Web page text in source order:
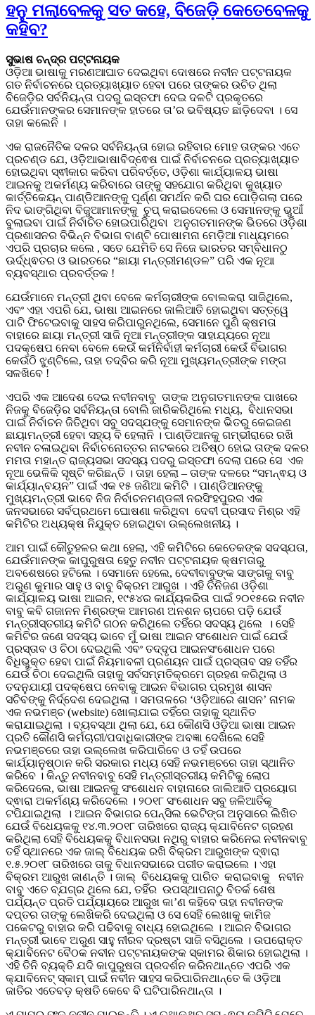
ହନୁ ମଲାବେଳକୁ ସତ କହେ, ବିଜେଡ଼ି କେତେବେଳକୁ
କହିବ?
ସୁଭାଷ ଚନ୍ଦ୍ର ପଟ୍ଟନାୟକ
ଓଡ଼ିଆ ଭାଷାକୁ ମରଣଆଘାତ ଦେଇଥିବା ଦୋଷରେ ନବୀନ ପଟ୍ଟନାୟକ
ଗତ ନିର୍ବାଚନରେ ପ୍ରତ୍ୟାଖ୍ୟାତ ହେବା ପରେ ତାଙ୍କର ଉଚିତ ଥିଲା
ବିଜେଡ଼ିର ସର୍ବନିୟନ୍ତା ପଦରୁ ଇସ୍ତଫା ଦେଇ ଦଳଟି ପ୍ରକୃତରେ
ଯେଉଁମାନଙ୍କର ସେମାନଙ୍କ ହାତରେ ତା’ର ଭବିଷ୍ୟତ ଛାଡ଼ିଦେବା । ସେ
ତାହା କଲେନି ।
ଏକ ରାଜନୈତିକ ଦଳର ସର୍ବନିୟନ୍ତା ହୋଇ ରହିବାର ମୋହ ତାଙ୍କର ଏତେ
ପ୍ରଚଣ୍ଡ ଯେ, ଓଡ଼ିଆଭାଷାବିଦ୍ଵେଷ ପାଇଁ ନିର୍ବାଚନରେ ପ୍ରତ୍ୟାଖ୍ୟାତ
ହୋଇଥିବା ସ୍ଵୀକାର କରିବା ପରିବର୍ତ୍ତେ, ଓଡ଼ିଶା କାର୍ଯ୍ୟାଳୟ ଭାଷା
ଆଇନକୁ ଅକର୍ମଣ୍ୟ କରିବାରେ ତାଙ୍କୁ ସହଯୋଗ କରିଥିବା କୁଖ୍ୟାତ
କାର୍ତ୍ତିକେୟନ୍ ପାଣ୍ଡିଆନଙ୍କୁ ପୂର୍ଣ୍ଣ ସମର୍ଥନ କରି ଘର ପୋଡ଼ିଗଲା ପରେ
ନିଦ ଭାଙ୍ଗିଥିବା ବିଜୁଆମାନଙ୍କୁ ଚୁପ୍ କରାଇଦେଲେ ଓ ସେମାନଙ୍କୁ ଭୁଆଁ
ବୁଲାଇବା ପାଇଁ ନିର୍ବାଚିତ ହୋଇପାରିଥିବା ଅନୁଗତମାନଙ୍କ ଭିତରେ ଓଡ଼ିଶା
ପ୍ରଶାସନର ବିଭିନ୍ନ ବିଭାଗ ବାଣ୍ଟି ପୋଷାମନା ମେଡ଼ିଆ ମାଧ୍ୟମରେ
ଏପରି ପ୍ରଚାର କଲେ , ସତେ ଯେମିତି ସେ ନିଜେ ଭାରତର ସମ୍ବିଧାନଠୁ
ଊର୍ଦ୍ଧ୍ଵତର ଓ ଭାରତରେ “ଛାୟା ମନ୍ତ୍ରୀମଣ୍ଡଳ” ପରି ଏକ ନୂଆ
ବ୍ୟବସ୍ଥାର ପ୍ରବର୍ତ୍ତକ !
ଯେଉଁମାନେ ମନ୍ତ୍ରୀ ଥିବା ବେଳେ କର୍ମଚାରୀଙ୍କ ବୋଲକରା ସାଜିଥିଲେ,
ଏବଂ ଏହା ଏପରି ଯେ, ଭାଷା ଆଇନରେ ଜାଲିଆତି ହୋଇଥିବା ସତ୍ତ୍ୱେ
ପାଟି ଫିଟେଇବାକୁ ସାହସ କରିପାରୁନଥିଲେ, ସେମାନେ ପୁଣି କ୍ଷମତା
ବାହାରେ ଛାୟା ମନ୍ତ୍ରୀ ସାଜି ନୂଆ ମନ୍ତ୍ରୀଙ୍କ ସାହାଯ୍ୟରେ ନୂଆ
ପଦକ୍ଷେପ ନେବା ବେଳେ କେଉଁ କର୍ମନିର୍ବାହୀ କର୍ମଚାରୀ କେଉଁ ବିଭାଗର
କେଉଁଠି ଝୁଣ୍ଟିଲେ, ତାହା ତଦ୍ବିର କରି ନୂଆ ମୁଖ୍ୟମନ୍ତ୍ରୀଙ୍କ ମଙ୍ଗ
ସଳଖିବେ !
ଏପରି ଏକ ଆଦେଶ ଦେଇ ନବୀନବାବୁ ତାଙ୍କ ଅନୁଗତମାନଙ୍କ ପାଖରେ
ନିଜକୁ ବିଜେଡ଼ିର ସର୍ବନିୟନ୍ତା ବୋଲି ଜାରିକରିଥିଲେ ମଧ୍ୟ, ବିଧାନସଭା
ପାଇଁ ନିର୍ବାଚନ ଜିତିଥିବା ସବୁ ସଦସ୍ଯଙ୍କୁ ସେମାନଙ୍କ ଭିତରୁ କେଇଜଣ
ଛାୟାମନ୍ତ୍ରୀ ହେବା ସହ୍ୟ ବି ହେଲାନି । ପାଣ୍ଡିଆନକୁ ଗମ୍ଭୀରାରେ ରଖି
ନବୀନ ଚଳାଇଥିବା ନିର୍ବାଚନୋତ୍ତର ନାଟକରେ ଅତିଷ୍ଠ ହୋଇ ତାଙ୍କ ଦଳର
ମମତା ମହାନ୍ତ ରାଜ୍ୟସଭା ସଦସ୍ୟ ପଦରୁ ଇସ୍ତଫା ଦେଲା ପରେ ସେ ଏକ
ନୂଆ ଭେଳିକି ସୃଷ୍ଟି କରିଛନ୍ତି । ତାହା ହେଲା – ତାଙ୍କ ଦଳରେ “ସମନ୍ଵୟ ଓ
କାର୍ଯ୍ୟାନ୍ବୟନ” ପାଇଁ ଏକ ୧୫ ଜଣିଆ କମିଟି । ପାଣ୍ଡିଆନଙ୍କୁ
ମୁଖ୍ୟମନ୍ତ୍ରୀ ଭାବେ ନିଜ ନିର୍ବାଚନମଣ୍ଡଳୀ ନରସିଂହପୁରର ଏକ
ଜନସଭାରେ ସର୍ବପ୍ରଥମେ ଘୋଷଣା କରିଥିବା ଦେବୀ ପ୍ରସାଦ ମିଶ୍ର ଏହି
କମିଟିର ଅଧ୍ୟକ୍ଷ ନିଯୁକ୍ତ ହୋଇଥିବା ଉଲ୍ଲେଖନୀୟ ।
ଆମ ପାଇଁ କୌତୁହଳର କଥା ହେଲା, ଏହି କମିଟିରେ କେତେକଙ୍କ ସଦସ୍ଯତା,
ଯେଉଁମାନଙ୍କ କାପୁରୁଷତା ହେତୁ ନବୀନ ପଟ୍ଟନାୟକ କ୍ଷମତାରୁ
ଅବଶେଷରେ ହଟିଲେ । ସେମାନେ ହେଲେ, ଦେବୀବାବୁଙ୍କ ସାଙ୍ଗକୁ ବାବୁ
ଅରୁଣ କୁମାର ସାହୁ ଓ ବାବୁ ବିକ୍ରମ ଆରୁଖ । ଏହି ତିନିଜଣ ଓଡ଼ିଶା
କାର୍ଯ୍ୟାଳୟ ଭାଷା ଆଇନ, ୧୯୫୪ର କାର୍ଯ୍ୟକରିତା ପାଇଁ ୨୦୧୫ରେ ନବୀନ
ବାବୁ କବି ଗଜାନନ ମିଶ୍ରଙ୍କ ଆମରଣ ଅନଶନ ଚାପରେ ପଡ଼ି ଯେଉଁ
ମନ୍ତ୍ରୀସ୍ତରୀୟ କମିଟି ଗଠନ କରିଥିଲେ ତହିଁରେ ସଦସ୍ୟ ଥିଲେ । ସେହି
କମିଟିର ଜଣେ ସଦସ୍ୟ ଭାବେ ମୁଁ ଭାଷା ଆଇନ ସଂଶୋଧନ ପାଇଁ ଯେଉଁ
ପ୍ରସ୍ତାବ ଓ ଚିଠା ଦେଇଥିଲି ଏବଂ ତଦ୍ଦୃପ ଆଇନସଂଶୋଧନ ପରେ
ବିଧିଭୁକ୍ତ ହେବା ପାଇଁ ନିୟମାବଳୀ ପ୍ରଣୟନ ପାଇଁ ପ୍ରସ୍ତାବ ସହ ତହିଁର
ଯେଉଁ ଚିଠା ଦେଇଥିଲି ତାହାକୁ ସର୍ବସମ୍ମତିକ୍ରମେ ଗ୍ରହଣ କରିଥିଲା ଓ
ତଦନୁଯାୟୀ ପଦକ୍ଷେପ ନେବାକୁ ଆଇନ ବିଭାଗର ପ୍ରମୁଖ ଶାସନ
ସଚିବଙ୍କୁ ନିର୍ଦ୍ଦେଶ ଦେଇଥିଲା । ସମତାଳରେ ‘ଓଡ଼ିଆରେ ଶାସନ’ ନାମକ
ଏକ ନଭମଞ୍ଚ (website) ଖୋଲାଯାଇ ତହିଁରେ ତାହାକୁ ସ୍ଥାନିତ
କରାଯାଇଥିଲା । ବ୍ୟବସ୍ଥା ଥିଲା ଯେ, ଯେ କୌଣସି ଓଡ଼ିଆ ଭାଷା ଆଇନ
ପ୍ରତି କୌଣସି କର୍ମଚାରୀ/ପଦାଧିକାରୀଙ୍କ ଅବଜ୍ଞା ଦେଖିଲେ ସେହି
ନଭମଞ୍ଚରେ ତାହା ଉଲ୍ଲେଖ କରିପାରିବେ ଓ ତହିଁ ଉପରେ
କାର୍ଯ୍ୟାନୁଷ୍ଠାନ କରି ସରକାର ମଧ୍ୟ ସେହି ନଭମଞ୍ଚରେ ତାହା ସ୍ଥାନିତ
କରିବେ । କିନ୍ତୁ ନବୀନବାବୁ ସେହି ମନ୍ତ୍ରୀସ୍ତରୀୟ କମିଟିକୁ ଲୋପ
କରିଦେଲେ, ଭାଷା ଆଇନକୁ ସଂଶୋଧନ ବାହାନାରେ ଜାଲିଆତି ପ୍ରୟୋଗ
ଦ୍ଵାରା ଅକର୍ମଣ୍ୟ କରିଦେଲେ । ୨୦୧୮ ସଂଶୋଧନ ସବୁ ଜଳିଆତିକୂ
ଟପିଯାଇଥିଲା । ଆଇନ ବିଭାଗର ପେନ୍ସିଲ ଭେଟିଙ୍ଗ ଅନୁସାରେ ଲିଖିତ
ଯେଉଁ ବିଧେୟକକୁ ୧୪.୩.୨୦୧୮ ତାରିଖରେ ରାଜ୍ୟ କ୍ଯାବିନେଟ ଗ୍ରହଣ
କରିଥିଲା ସେହି ବିଧେୟକକୁ ବିଧାନସଭା ନଥିରୁ ବାହାର କରିନେଇ ନବୀନବାବୁ
ତହିଁ ସ୍ଥାନରେ ଏକ ଜାଲ୍ ବିଧେୟକ ରଖି ବିକ୍ରମ ଆରୁଖଙ୍କ ଦ୍ଵାରା
୧.୫.୨୦୧୮ ତାରିଖରେ ତାକୁ ବିଧାନସଭାରେ ପରୀତ କରାଇଲେ । ଏହା
ବିକ୍ରମ ଆରୁଖ ଜାଣନ୍ତି । ଜାଲ୍ ବିଧେୟକକୁ ପାରିତ କରାଇବାକୁ ନବୀନ
ବାବୁ ଏତେ ବ୍ଯଗ୍ର ଥିଲେ ଯେ, ତହିଁର ଉପସ୍ଥାପନାଠୁ ବିତର୍କ ଶେଷ
ପର୍ଯ୍ୟନ୍ତ ପ୍ରତି ପର୍ଯ୍ୟାୟରେ ଆରୁଖ କା’ଣ କହିବେ ତାହା ନବୀନଙ୍କ
ଦପ୍ତର ତାଙ୍କୁ ଲେଖିକରି ଦେଇଥିଲା ଓ ସେ ସେହି ଲେଖାକୁ କାମିଜ
ପକେଟରୁ ବାହାର କରି ପଢିବାକୁ ବାଧ୍ୟ ହୋଇଥିଲେ । ଆଇନ ବିଭାଗର
ମନ୍ତ୍ରୀ ଭାବେ ଅରୁଣ ସାହୁ ନୀରବ ଦ୍ରଷ୍ଟା ସାଜି ବସିଥିଲେ । ଉପରୋକ୍ତ
କ୍ଯାବିନେଟ ବୈଠକ ନବୀନ ପଟ୍ଟନାୟକଙ୍କ ସ୍କାମର ଶିକାର ହୋଇଥିଲା ।
ଏହି ତିନି ବ୍ୟକ୍ତି ଯଦି କାପୁରୁଷତା ପ୍ରଦର୍ଶନ କରିନଥାନ୍ତେ ଏପରି ଏକ
କ୍ଯାବିନେଟ୍ ସ୍କାମ୍ ପାଇଁ ନବୀନ ସାହସ କରିପାରିନଥାନ୍ତେ କି ଓଡ଼ିଆ
ଜାତିର ଏତେବଡ଼ କ୍ଷତି କେବେ ବି ଘଟିପାରିନଥାନ୍ତା ।